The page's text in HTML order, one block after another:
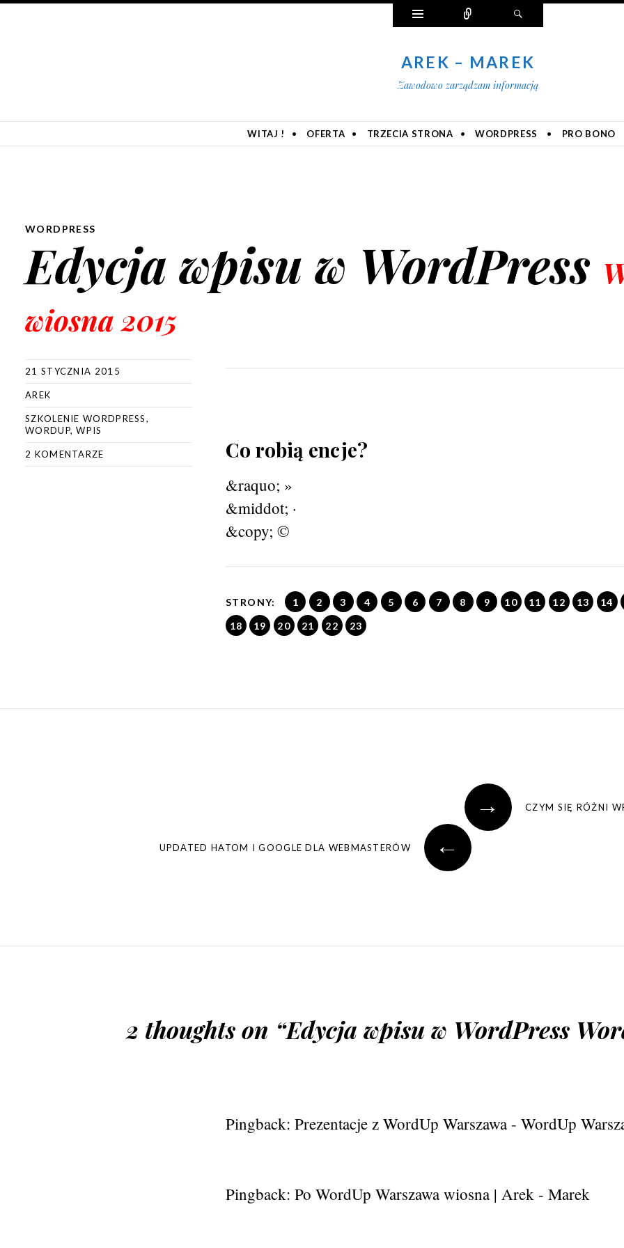
Widgety Połącz
AREK – MAREK
Zawodowo zarządzam informacją
WITAJ ! OFERTA TRZECIA STRONA WORDPRESS PRO BONO
WORDPRESS
Edycja wpisu w WordPress
wiosna 2015
21 STYCZNIA 2015
AREK
SZKOLENIE WORDPRESS,
WORDUP,WPIS
2 KOMENTARZE Co robią encje?
&raquo; »
&middot; ·
&copy; ©
STRONY: 1 2 3 4 5 6 7 8 9 10 11 12 13 14
18
19 20 21 22 23
→ CZYM SIĘ RÓŻNI
←
UPDATED HATOM I GOOGLE DLA WEBMASTERÓW
2 thoughts on “Edycja wpisu w WordPress
Pingback: Prezentacje z WordUp Warszawa - WordUp
Pingback: Po WordUp Warszawa wiosna | Arek - Marek